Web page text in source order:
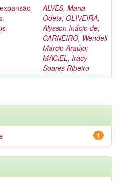
ALVES, Maria
Odete; OLIVEIRA,
Alysson Inácio de;
CARNEIRO, Wendell
Márcio Araújo;
MACIEL, Iracy
Soares Ribeiro
1